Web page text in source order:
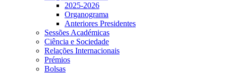
2025-2026
Organograma
Anteriores Presidentes
Sessões Académicas
Ciência e Sociedade
Relações Internacionais
Prémios
Bolsas